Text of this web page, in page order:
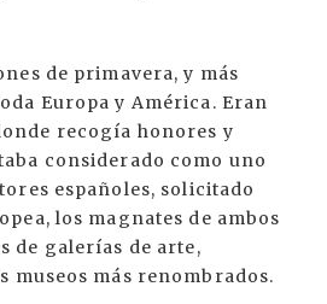
de primavera, y más
Europa y América. Eran
recogía honores y
considerado como uno
españoles, solicitado
los magnates de ambos
de galerías de arte,
museos más renombrados.